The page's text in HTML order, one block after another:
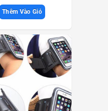
Thêm Vào Giỏ